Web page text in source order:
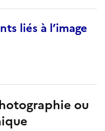
liés à l’image
ou